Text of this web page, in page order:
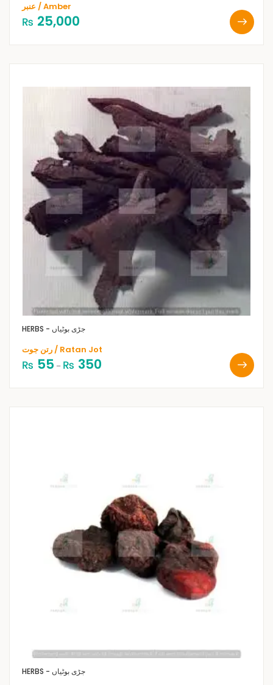
عنبر / Amber
₨ 25,000
HERBS - جڑی بوٹیاں
رتن جوت / Ratan Jot
₨ 55 – ₨ 350
HERBS - جڑی بوٹیاں